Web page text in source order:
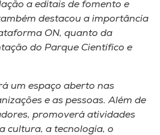
a editais de fomento e
destacou a importância
ON, quanto da
do Parque Científico e
um espaço aberto nas
e as pessoas. Além de
promoverá atividades
cultura, a tecnologia, o